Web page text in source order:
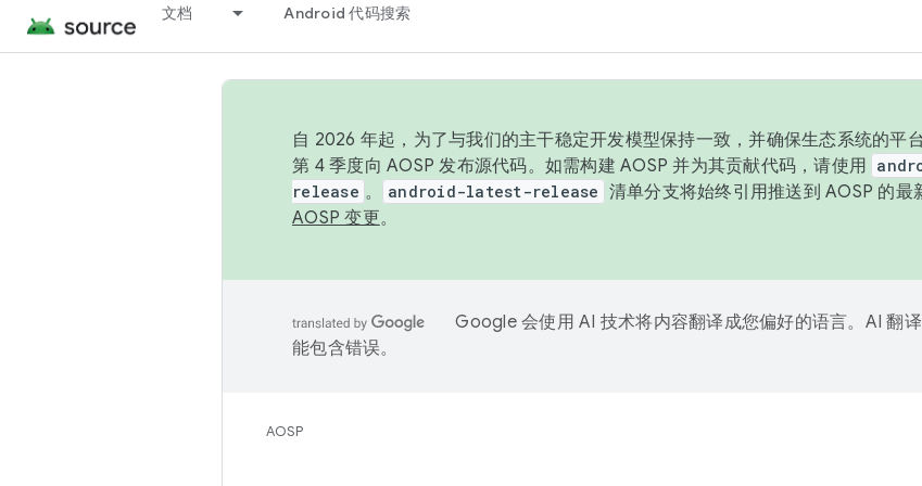
文档 Android 代码搜索
自 2026 年起，为了与我们的主干稳定开发模型保持一致，并确保生态系统的平
第 4 季度向 AOSP 发布源代码。如需构建 AOSP 并为其贡献代码，请使用
release 。 android-latest-release 清单分支将始终引用推送到 AOSP 的
AOSP 变更。
Google 会使用 AI 技术将内容翻译成您偏好的语言。AI 翻
能包含错误。
AOSP